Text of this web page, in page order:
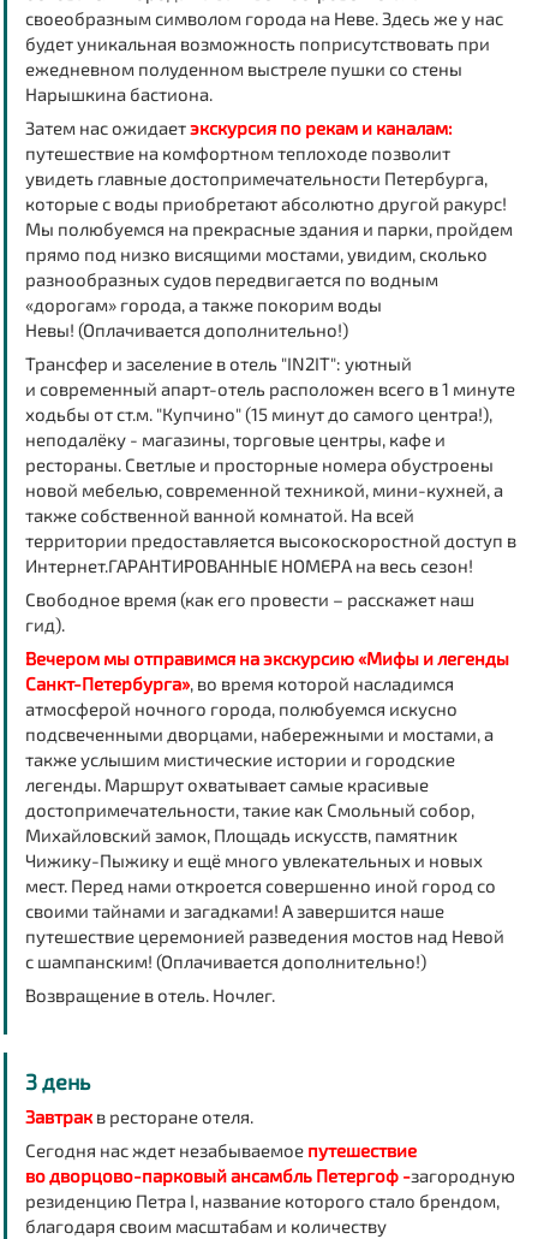
своеобразным символом города на Неве. Здесь же у нас
будет уникальная возможность поприсутствовать при
ежедневном полуденном выстреле пушки со стены
Нарышкина бастиона.
Затем нас ожидаетэкскурсия по рекам и каналам:
путешествие на комфортном теплоходе позволит
увидеть главные достопримечательности Петербурга,
которые с воды приобретают абсолютно другой ракурс!
Мы полюбуемся на прекрасные здания и парки, пройдем
прямо под низко висящими мостами, увидим, сколько
разнообразных судов передвигается по водным
«дорогам» города, а также покорим воды
Невы! (Оплачивается дополнительно!)
Трансфер и заселение в отель "IN2IT": уютный
и современный апарт-отель расположен всего в 1 минуте
ходьбы от ст.м. "Купчино" (15 минут до самого центра!),
неподалёку - магазины, торговые центры, кафе и
рестораны. Светлые и просторные номера обустроены
новой мебелью, современной техникой, мини-кухней, а
также собственной ванной комнатой. На всей
территории предоставляется высокоскоростной доступ в
Интернет.ГАРАНТИРОВАННЫЕ НОМЕРА на весь сезон!
Свободное время (как его провести – расскажет наш
гид).
Вечером мы отправимся на экскурсию «Мифы и легенды
Санкт-Петербурга», во время которой насладимся
атмосферой ночного города, полюбуемся искусно
подсвеченными дворцами, набережными и мостами, а
также услышим мистические истории и городские
легенды. Маршрут охватывает самые красивые
достопримечательности, такие как Смольный собор,
Михайловский замок, Площадь искусств, памятник
Чижику-Пыжику и ещё много увлекательных и новых
мест. Перед нами откроется совершенно иной город со
своими тайнами и загадками! А завершится наше
путешествие церемонией разведения мостов над Невой
с шампанским! (Оплачивается дополнительно!)
Возвращение в отель. Ночлег.
3 день
Завтрак в ресторане отеля.
Сегодня нас ждет незабываемое путешествие
во дворцово-парковый ансамбль Петергоф -загородную
резиденцию Петра I, название которого стало брендом,
благодаря своим масштабам и количеству